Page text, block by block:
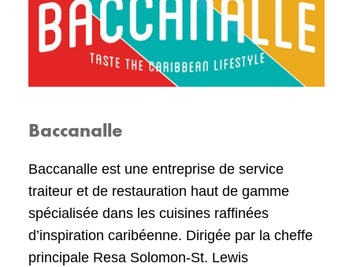
Baccanalle
Baccanalle est une entreprise de service
traiteur et de restauration haut de gamme
spécialisée dans les cuisines raffinées
d’inspiration caribéenne. Dirigée par la cheffe
principale Resa Solomon-St. Lewis